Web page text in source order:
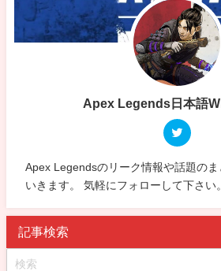
Apex Legends日本語
Apex Legendsのリーク情報や話題の
いきます。 気軽にフォローして下さい
記事検索